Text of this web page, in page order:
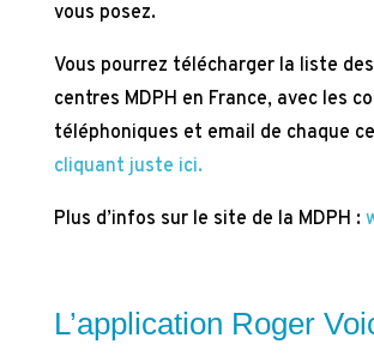
vous posez.
Vous pourrez télécharger la liste
centres MDPH en France, avec les
téléphoniques et email de chaque
cliquant juste ici.
Plus d’infos sur le site de la MDPH :
L’application Roger